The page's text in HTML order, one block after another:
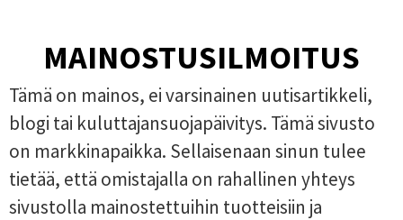
MAINOSTUSILMOITUS
Tämä on mainos, ei varsinainen uutisartikkeli,
blogi tai kuluttajansuojapäivitys. Tämä sivusto
on markkinapaikka. Sellaisenaan sinun tulee
tietää, että omistajalla on rahallinen yhteys
sivustolla mainostettuihin tuotteisiin ja